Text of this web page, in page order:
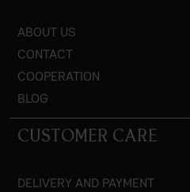
ABOUT US
CONTACT
COOPERATION
BLOG
CUSTOMER CARE
DELIVERY AND PAYMENT